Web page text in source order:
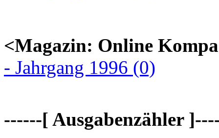
<Magazin: Online
- Jahrgang 1996 (0)
------[ Ausgabenzähler